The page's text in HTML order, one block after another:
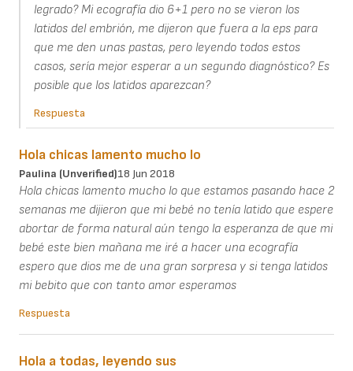
legrado? Mi ecografía dio 6+1 pero no se vieron los
latidos del embrión, me dijeron que fuera a la eps para
que me den unas pastas, pero leyendo todos estos
casos, sería mejor esperar a un segundo diagnóstico? Es
posible que los latidos aparezcan?
Respuesta
Hola chicas lamento mucho lo
Paulina (unverified)18 Jun 2018
Hola chicas lamento mucho lo que estamos pasando hace 2
semanas me dijieron que mi bebé no tenía latido que espere
abortar de forma natural aún tengo la esperanza de que mi
bebé este bien mañana me iré a hacer una ecografía
espero que dios me de una gran sorpresa y si tenga latidos
mi bebito que con tanto amor esperamos
Respuesta
Hola a todas, leyendo sus